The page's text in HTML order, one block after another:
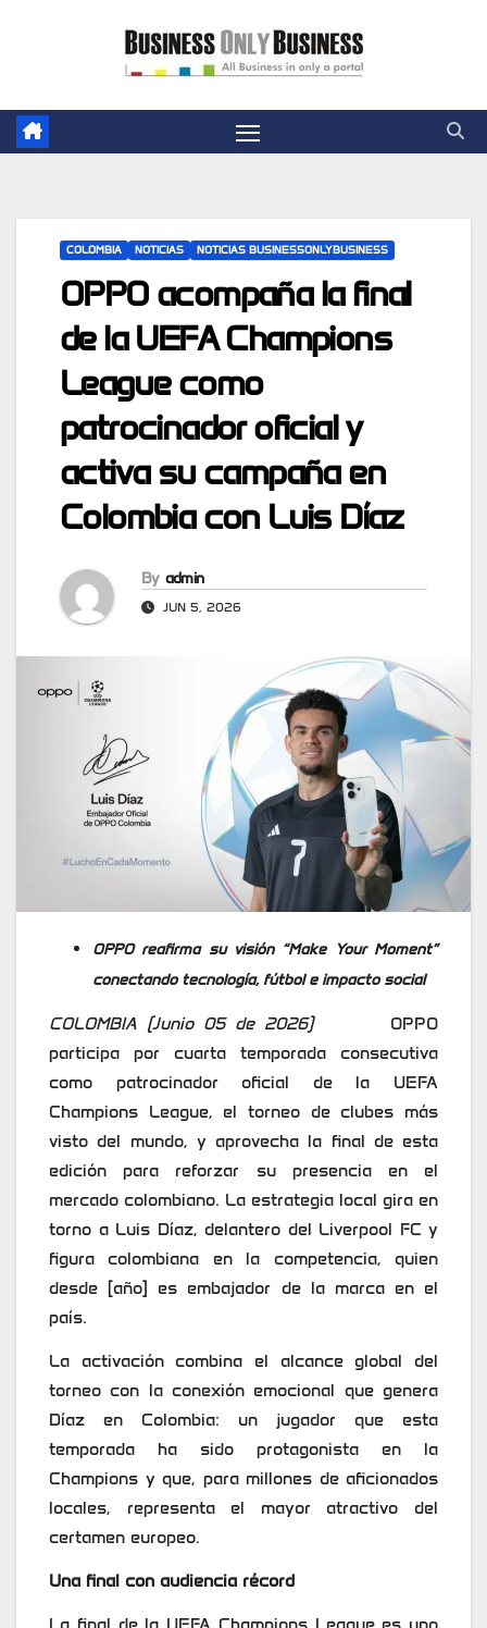
COLOMBIA NOTICIAS NOTICIAS BUSINESSONLYBUSINESS
OPPO acompaña la final
de la UEFA Champions
League como
patrocinador oficial y
activa su campaña en
Colombia con Luis Díaz
By admin
JUN 5, 2026
OPPO reafirma su visión “Make Your Moment”
conectando tecnología, fútbol e impacto social
COLOMBIA (Junio 05 de 2026) OPPO
participa por cuarta temporada consecutiva
como patrocinador oficial de la UEFA
Champions League, el torneo de clubes más
visto del mundo, y aprovecha la final de esta
edición para reforzar su presencia en el
mercado colombiano. La estrategia local gira en
torno a Luis Díaz, delantero del Liverpool FC y
figura colombiana en la competencia, quien
desde [año] es embajador de la marca en el
país.
La activación combina el alcance global del
torneo con la conexión emocional que genera
Díaz en Colombia: un jugador que esta
temporada ha sido protagonista en la
Champions y que, para millones de aficionados
locales, representa el mayor atractivo del
certamen europeo.
Una final con audiencia récord
La final de la UEFA Champions League es uno